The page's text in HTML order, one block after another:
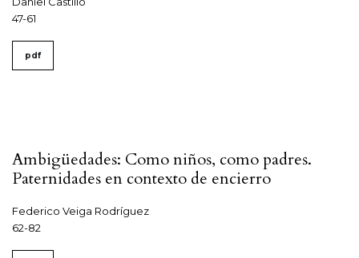
47-61
pdf
Ambigüedades: Como niños, como padres.
Paternidades en contexto de encierro
Federico Veiga Rodríguez
62-82